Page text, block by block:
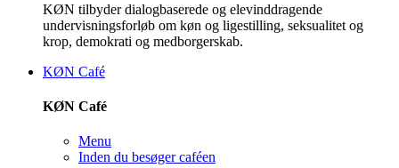
KØN tilbyder dialogbaserede og elevinddragende
undervisningsforløb om køn og ligestilling, seksualitet og
krop, demokrati og medborgerskab.
KØN Café
KØN Café
Menu
Inden du besøger caféen